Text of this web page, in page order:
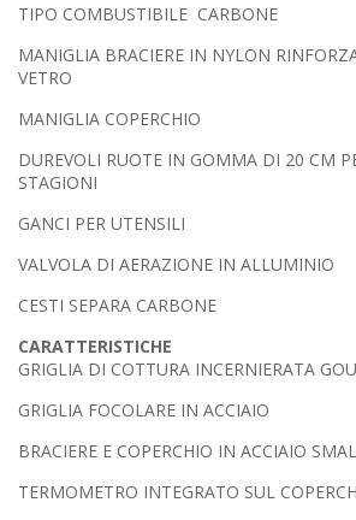
TIPO COMBUSTIBILE CARBONE
MANIGLIA BRACIERE IN NYLON
VETRO
MANIGLIA COPERCHIO
DUREVOLI RUOTE IN GOMMA DI 20 CM
STAGIONI
GANCI PER UTENSILI
VALVOLA DI AERAZIONE IN ALLUMINIO
CESTI SEPARA CARBONE
CARATTERISTICHE
GRIGLIA DI COTTURA INCERNIERATA
GRIGLIA FOCOLARE IN ACCIAIO
BRACIERE E COPERCHIO IN ACCIAIO
TERMOMETRO INTEGRATO SUL